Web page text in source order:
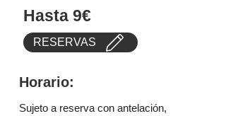
Hasta 9€
RESERVAS
Horario:
Sujeto a reserva con antelación,